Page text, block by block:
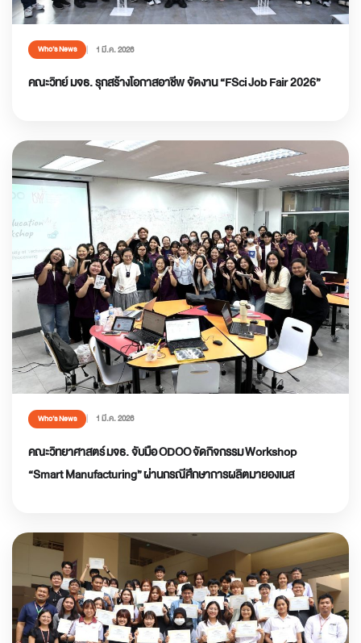
Who’s News 1 มี.ค. 2026
คณะวิทย์ มจธ. รุกสร้างโอกาสอาชีพ จัดงาน “FSci Job Fair 2026”
Who’s News 1 มี.ค. 2026
คณะวิทยาศาสตร์ มจธ. จับมือ ODOO จัดกิจกรรม Workshop
“Smart Manufacturing” ผ่านกรณีศึกษาการผลิตมายองเนส